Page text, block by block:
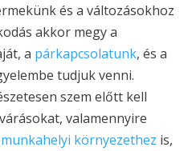
és a változásokhoz
akkor megy a
a párkapcsolatunk, és a
tudjuk venni.
szem előtt kell
valamennyire
munkahelyi környezethez is,